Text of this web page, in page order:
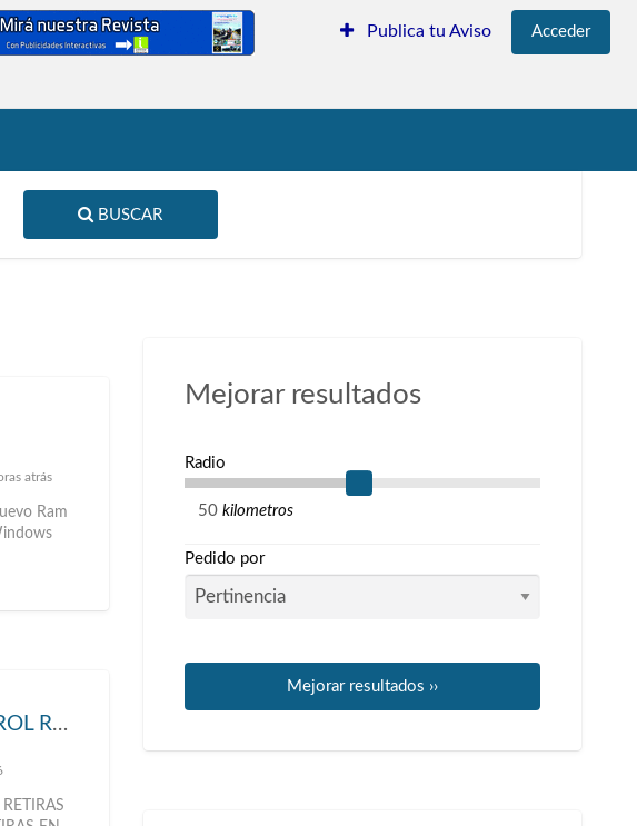
Publica tu Aviso Acceder
Clasificados Gratis
BUSCAR
atrás
Ram
VENDO SIST. DE AUDIO SONY. SIN CONTROL REMOTO. RETIRAS EN PARQUE SAN MARTIN, MERLO.
Mejorar resultados
Radio
kilometros
Pedido por
Mejorar resultados ››